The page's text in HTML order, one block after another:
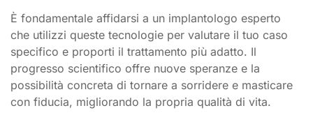
È fondamentale affidarsi a un implantologo esperto
che utilizzi queste tecnologie per valutare il tuo caso
specifico e proporti il trattamento più adatto. Il
progresso scientifico offre nuove speranze e la
possibilità concreta di tornare a sorridere e masticare
con fiducia, migliorando la propria qualità di vita.